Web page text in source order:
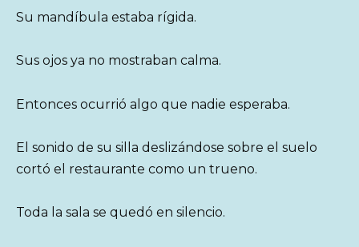
Su mandíbula estaba rígida.
Sus ojos ya no mostraban calma.
Entonces ocurrió algo que nadie esperaba.
El sonido de su silla deslizándose sobre el suelo
cortó el restaurante como un trueno.
Toda la sala se quedó en silencio.